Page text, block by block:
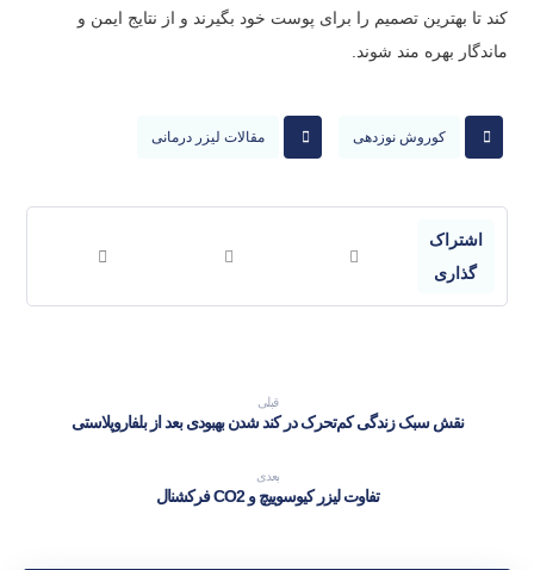
کند تا بهترین تصمیم را برای پوست خود بگیرند و از نتایج ایمن و
ماندگار بهره مند شوند.
کوروش نوزدهی مقالات لیزر درمانی
قبلی
نقش سبک زندگی کم‌تحرک در کند شدن بهبودی بعد از بلفاروپلاستی
بعدی
تفاوت لیزر کیوسوییچ و CO2 فرکشنال